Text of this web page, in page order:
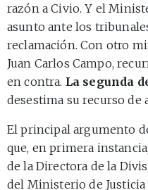
razón a Civio. Y el
asunto ante los
reclamación. Con otro
Juan Carlos Campo,
en contra. La segunda
desestima su recurso de
El principal argumento
que, en primera
de la Directora de la
del Ministerio de Justicia